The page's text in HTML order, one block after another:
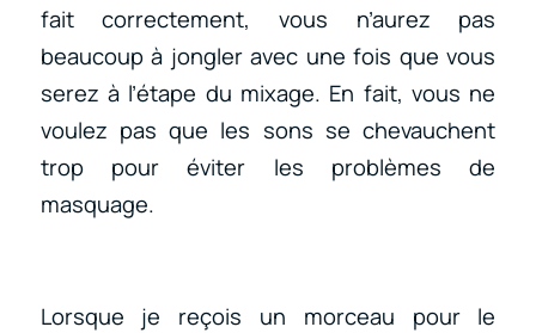
fait correctement, vous n’aurez pas
beaucoup à jongler avec une fois que vous
serez à l’étape du mixage. En fait, vous ne
voulez pas que les sons se chevauchent
trop pour éviter les problèmes de
masquage.
Lorsque je reçois un morceau pour le